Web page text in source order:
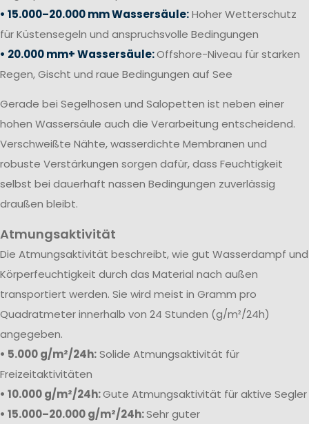
• 15.000–20.000 mm Wassersäule:Hoher Wetterschutz
für Küstensegeln und anspruchsvolle Bedingungen
• 20.000 mm+ Wassersäule:Offshore-Niveau für starken
Regen, Gischt und raue Bedingungen auf See
Gerade bei Segelhosen und Salopetten ist neben einer
hohen Wassersäule auch die Verarbeitung entscheidend.
Verschweißte Nähte, wasserdichte Membranen und
robuste Verstärkungen sorgen dafür, dass Feuchtigkeit
selbst bei dauerhaft nassen Bedingungen zuverlässig
draußen bleibt.
Atmungsaktivität
Die Atmungsaktivität beschreibt, wie gut Wasserdampf und
Körperfeuchtigkeit durch das Material nach außen
transportiert werden. Sie wird meist in Gramm pro
Quadratmeter innerhalb von 24 Stunden (g/m²/24h)
angegeben.
• 5.000 g/m²/24h:Solide Atmungsaktivität für
Freizeitaktivitäten
• 10.000 g/m²/24h:Gute Atmungsaktivität für aktive Segler
• 15.000–20.000 g/m²/24h:Sehr guter